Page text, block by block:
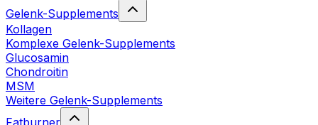
Gelenk-Supplements
Kollagen
Komplexe Gelenk-Supplements
Glucosamin
Chondroitin
MSM
Weitere Gelenk-Supplements